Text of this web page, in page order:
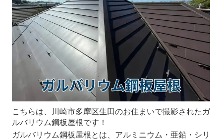
こちらは、川崎市多摩区生田のお住まいで撮影されたガ
ルバリウム鋼板屋根です！
ガルバリウム鋼板屋根とは、アルミニウム・亜鉛・シリ